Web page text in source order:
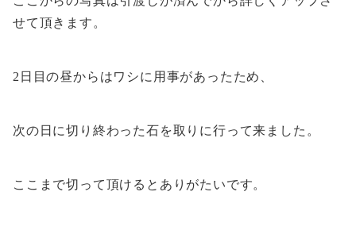
せて頂きます。
2日目の昼からはワシに用事があったため、
次の日に切り終わった石を取りに行って来ました。
ここまで切って頂けるとありがたいです。